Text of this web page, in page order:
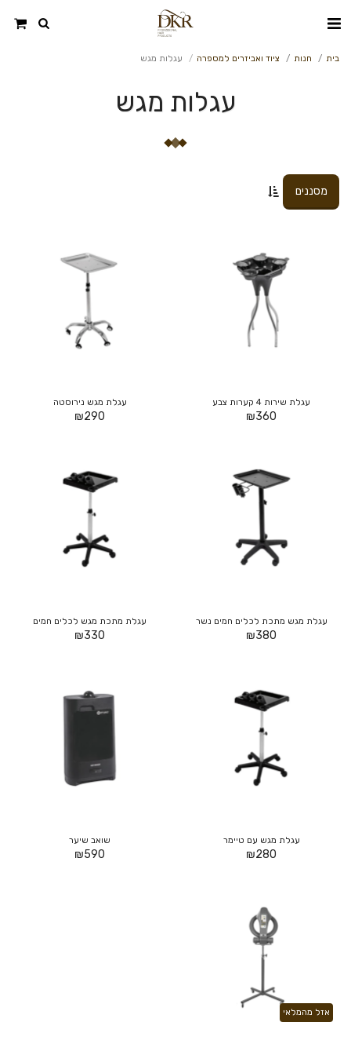
בית חנות ציוד ואביזרים למספרה עגלות מגש
עגלות מגש
מסננים
עגלת שירות 4 קערות צבע
₪360
עגלת מגש נירוסטה
₪290
עגלת מגש מתכת לכלים חמים נשר
₪380
עגלת מתכת מגש לכלים חמים
₪330
עגלת מגש עם טיימר
₪280
שואב שיער
₪590
אזל מהמלאי